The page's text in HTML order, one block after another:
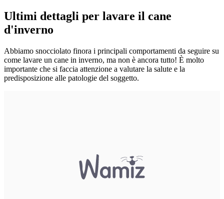
Ultimi dettagli per lavare il cane
d'inverno
Abbiamo snocciolato finora i principali comportamenti da seguire su
come lavare un cane in inverno, ma non è ancora tutto! È molto
importante che si faccia attenzione a valutare la salute e la
predisposizione alle patologie del soggetto.